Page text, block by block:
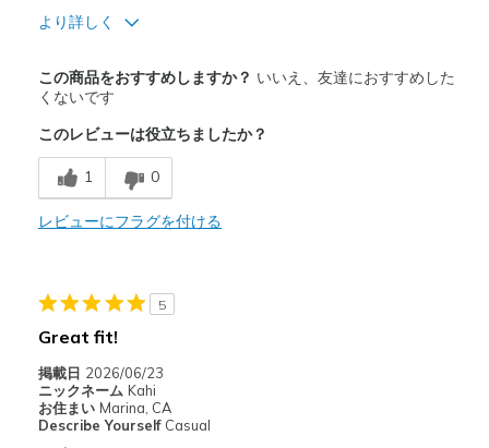
より詳しく
Attractive Design
Stylish
商品が期待と異なったレビュー
Need Break In
以下に最適
Casual Wear
Travel
Width
Feels too narrow
この商品をおすすめしますか？ いいえ、友達におすすめした
くないです
このレビューは役立ちましたか？
1 0
レビューにフラグを付ける
5
Great fit!
掲載日 2026/06/23
ニックネーム Kahi
お住まい Marina, CA
Describe Yourself Casual